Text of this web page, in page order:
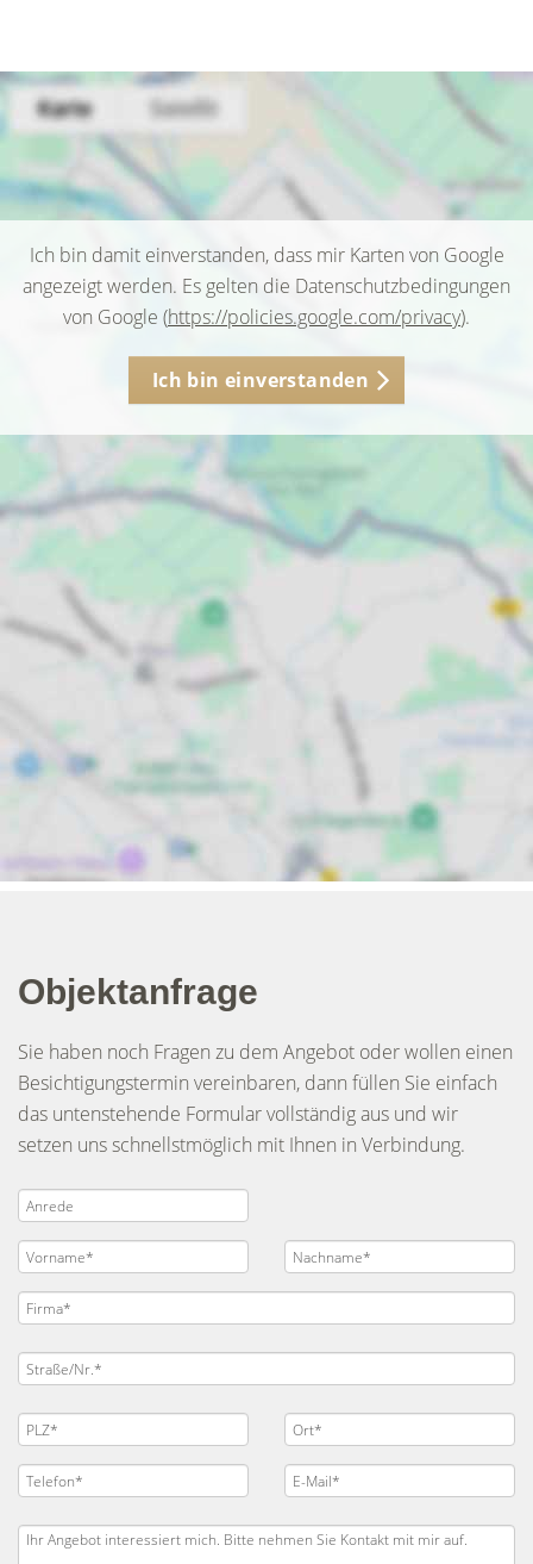
Ich bin damit einverstanden, dass mir Karten von Google
angezeigt werden. Es gelten die Datenschutzbedingungen
von Google (https://policies.google.com/privacy).
Ich bin einverstanden
Objektanfrage
Sie haben noch Fragen zu dem Angebot oder wollen einen
Besichtigungstermin vereinbaren, dann füllen Sie einfach
das untenstehende Formular vollständig aus und wir
setzen uns schnellstmöglich mit Ihnen in Verbindung.